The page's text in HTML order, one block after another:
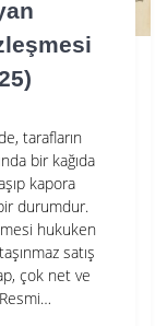
tarafların
bir kağıda
kapora
durumdur.
hukuken
satış
çok net ve